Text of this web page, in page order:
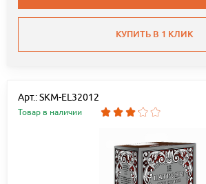
КУПИТЬ В 1 КЛИК
Арт.: SKM-EL32012
Товар в наличии